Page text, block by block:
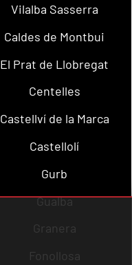
Vilalba Sasserra
Caldes de Montbui
El Prat de Llobregat
Centelles
Castellví de la Marca
Castellolí
Gurb
Gualba
Granera
Fonollosa